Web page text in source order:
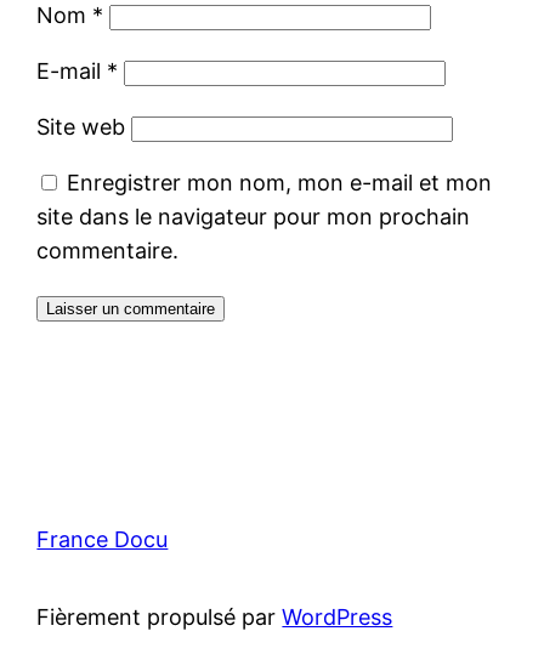
Nom *
E-mail *
Site web
Enregistrer mon nom, mon e-mail et mon
site dans le navigateur pour mon prochain
commentaire.
France Docu
Fièrement propulsé parWordPress